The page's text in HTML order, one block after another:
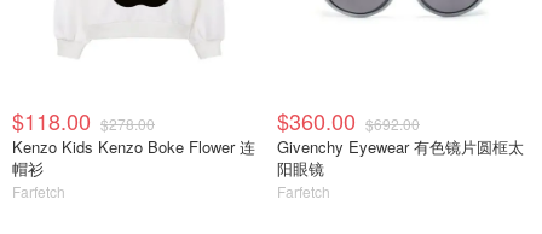
$118.00 $278.00
Kenzo Kids Kenzo Boke Flower 连
帽衫
Farfetch
$360.00 $692.00
Givenchy Eyewear 有色镜片圆框太
阳眼镜
Farfetch